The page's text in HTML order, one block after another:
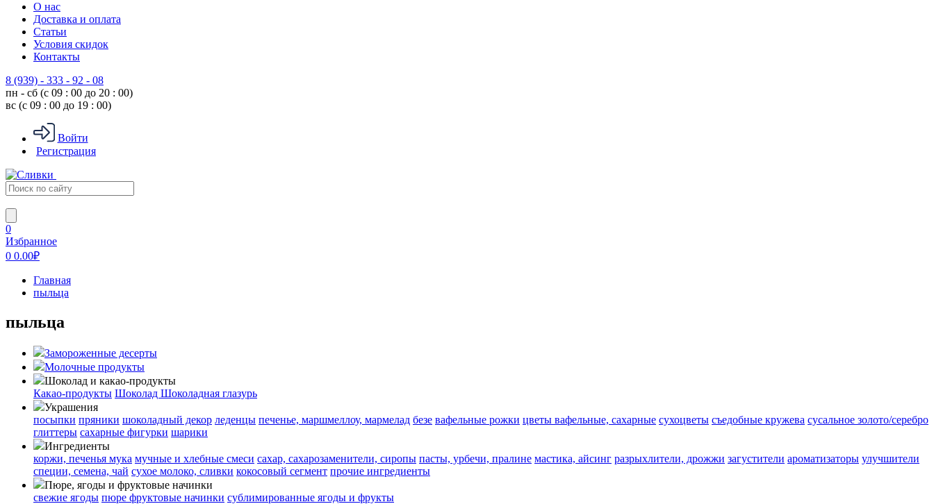
О нас
Доставка и оплата
Статьи
Условия скидок
Контакты
8 (939) - 333 - 92 - 08
пн - сб (с 09 : 00 до 20 : 00)
вс (с 09 : 00 до 19 : 00)
Войти
Регистрация
0
Избранное
0 0.00₽
Главная
пыльца
пыльца
Замороженные десерты
Молочные продукты
Шоколад и какао-продукты
Какао-продукты Шоколад Шоколадная глазурь
Украшения
посыпки пряники шоколадный декор леденцы печенье, маршмеллоу, мармелад безе вафельные рожки цветы вафельные, сахарные сухоцветы съедобные кружева сусальное золото/серебро
глиттеры сахарные фигурки шарики
Ингредиенты
коржи, печенья мука мучные и хлебные смеси сахар, сахарозаменители, сиропы пасты, урбечи, пралине мастика, айсинг разрыхлители, дрожжи загустители ароматизаторы улучшители
специи, семена, чай сухое молоко, сливки кокосовый сегмент прочие ингредиенты
Пюре, ягоды и фруктовые начинки
свежие ягоды пюре фруктовые начинки сублимированные ягоды и фрукты